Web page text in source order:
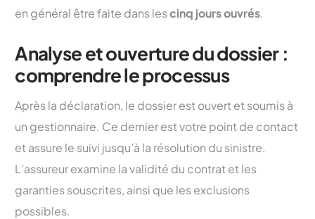
en général être faite dans lescinq jours ouvrés.
Analyse et ouverture du dossier :
comprendre le processus
Après la déclaration, le dossier est ouvert et soumis à
un gestionnaire. Ce dernier est votre point de contact
et assure le suivi jusqu’à la résolution du sinistre.
L’assureur examine la validité du contrat et les
garanties souscrites, ainsi que les exclusions
possibles.